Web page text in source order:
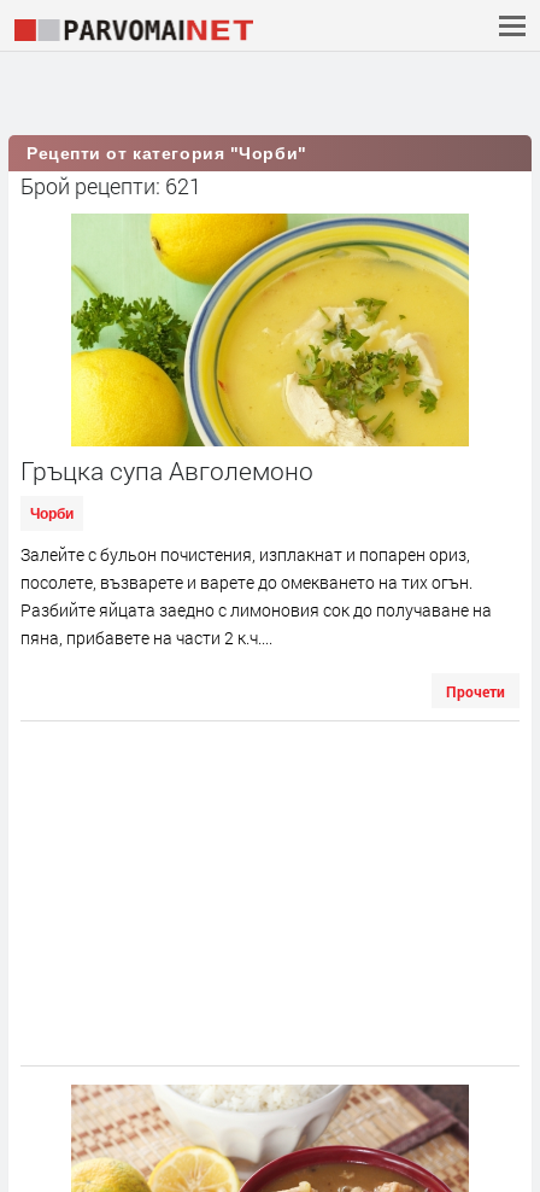
Рецепти от категория "Чорби"
Брой рецепти: 621
Гръцка супа Авголемоно
Чорби
Залейте с бульон почистения, изплакнат и попарен ориз,
посолете, възварете и варете до омекването на тих огън.
Разбийте яйцата заедно с лимоновия сок до получаване на
пяна, прибавете на части 2 к.ч....
Прочети